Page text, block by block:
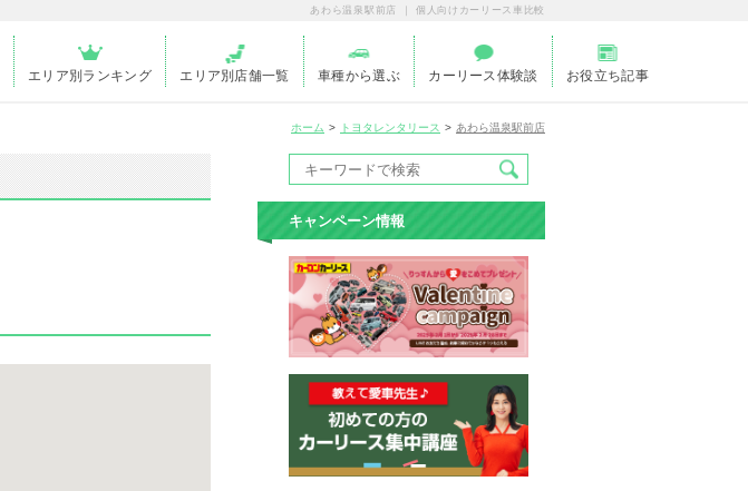
あわら温泉駅前店 ｜ 個人向けカーリース車比較
エリア別ランキング エリア別店舗一覧 車種から選ぶ カーリース体験談 お役立ち記事
ホーム トヨタレンタリース あわら温泉駅前店
キャンペーン情報